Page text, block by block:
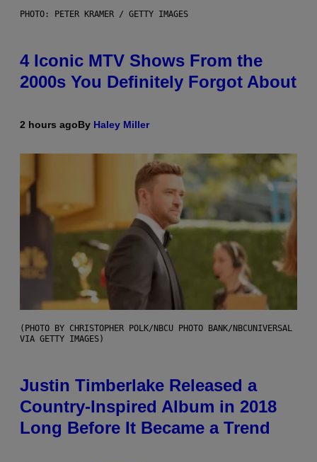
PHOTO: PETER KRAMER / GETTY IMAGES
4 Iconic MTV Shows From the
2000s You Definitely Forgot About
2 hours agoBy Haley Miller
(PHOTO BY CHRISTOPHER POLK/NBCU PHOTO BANK/NBCUNIVERSAL
VIA GETTY IMAGES)
Justin Timberlake Released a
Country-Inspired Album in 2018
Long Before It Became a Trend